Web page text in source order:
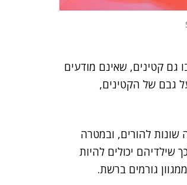
גם קטינים, שאינם מודעים
גבם של הקטינים,
שונות להורים, ובמטרה
שילדיהם יכולים להיות
גורמים ברשת.